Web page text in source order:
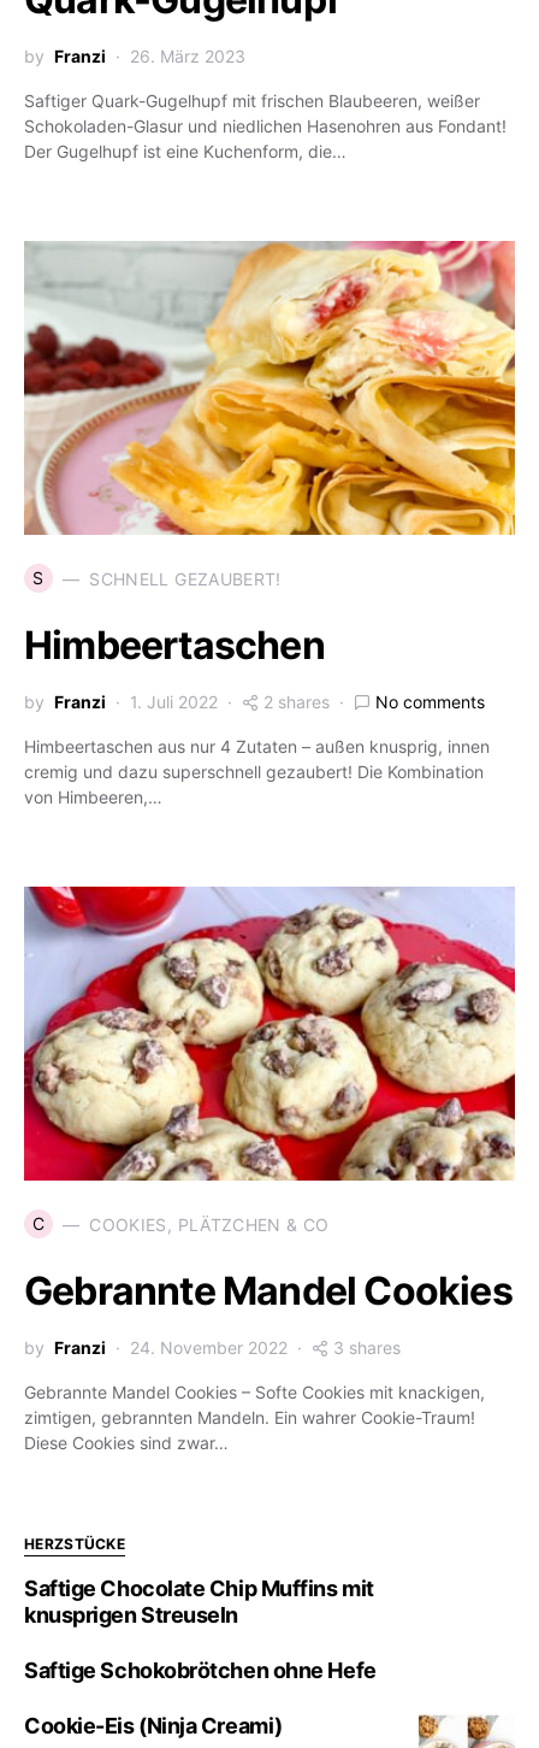
by Franzi 26. März 2023
Saftiger Quark-Gugelhupf mit frischen Blaubeeren, weißer
Schokoladen-Glasur und niedlichen Hasenohren aus Fondant!
Der Gugelhupf ist eine Kuchenform, die…
S SCHNELL GEZAUBERT!
Himbeertaschen
by Franzi 1. Juli 2022 2 shares No comments
Himbeertaschen aus nur 4 Zutaten – außen knusprig, innen
cremig und dazu superschnell gezaubert! Die Kombination
von Himbeeren,…
C COOKIES, PLÄTZCHEN & CO
Gebrannte Mandel Cookies
by Franzi 24. November 2022 3 shares
Gebrannte Mandel Cookies – Softe Cookies mit knackigen,
zimtigen, gebrannten Mandeln. Ein wahrer Cookie-Traum!
Diese Cookies sind zwar…
HERZSTÜCKE
Saftige Chocolate Chip Muffins mit
knusprigen Streuseln
Saftige Schokobrötchen ohne Hefe
Cookie-Eis (Ninja Creami)